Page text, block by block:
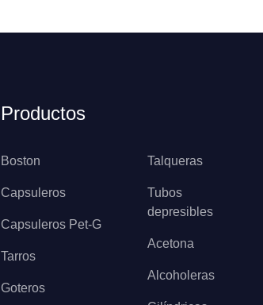
Productos
Boston
Capsuleros
Capsuleros Pet-G
Tarros
Goteros
Talqueras
Tubos
depresibles
Acetona
Alcoholeras